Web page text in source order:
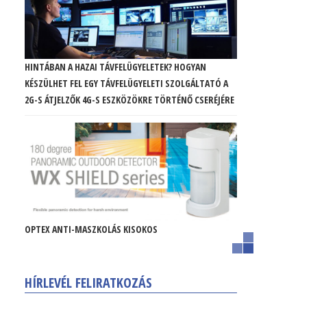
HINTÁBAN A HAZAI TÁVFELÜGYELETEK? HOGYAN
KÉSZÜLHET FEL EGY TÁVFELÜGYELETI SZOLGÁLTATÓ A
2G-S ÁTJELZŐK 4G-S ESZKÖZÖKRE TÖRTÉNŐ CSERÉJÉRE
OPTEX ANTI-MASZKOLÁS KISOKOS
HÍRLEVÉL FELIRATKOZÁS